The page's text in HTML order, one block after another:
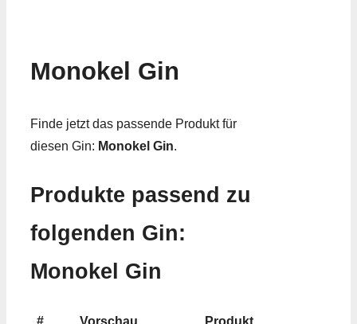
Monokel Gin
Finde jetzt das passende Produkt für
diesen Gin: Monokel Gin.
Produkte passend zu
folgenden Gin:
Monokel Gin